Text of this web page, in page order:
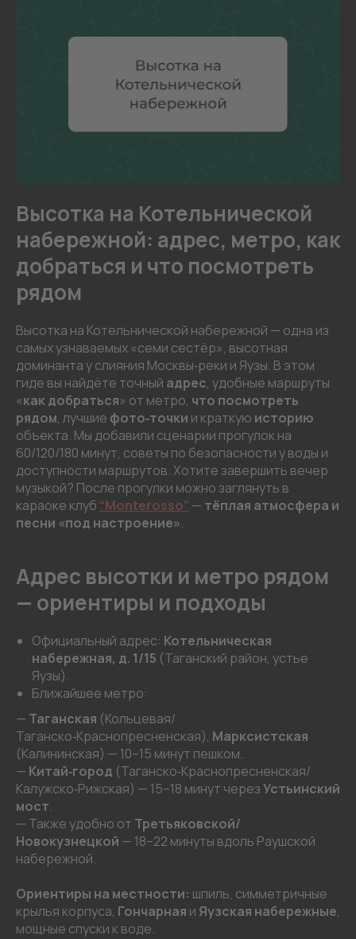
Высотка на Котельнической
набережной: адрес, метро, как
добраться и что посмотреть
рядом
Высотка на Котельнической набережной — одна из
самых узнаваемых «семи сестёр», высотная
доминанта у слияния Москвы‑реки и Яузы. В этом
гиде вы найдёте точный адрес, удобные маршруты
«как добраться» от метро, что посмотреть
рядом, лучшие фото‑точки и краткую историю
объекта. Мы добавили сценарии прогулок на
60/120/180 минут, советы по безопасности у воды и
доступности маршрутов. Хотите завершить вечер
музыкой? После прогулки можно заглянуть в
караоке клуб “Monterosso” — тёплая атмосфера и
песни «под настроение».
Адрес высотки и метро рядом
— ориентиры и подходы
Официальный адрес: Котельническая
набережная, д. 1/15 (Таганский район, устье
Яузы).
Ближайшее метро:
— Таганская (Кольцевая/
Таганско‑Краснопресненская), Марксистская
(Калининская) — 10–15 минут пешком.
— Китай‑город (Таганско‑Краснопресненская/
Калужско‑Рижская) — 15–18 минут черезУстьинский
мост.
— Также удобно от Третьяковской/
Новокузнецкой — 18–22 минуты вдоль Раушской
набережной.
Ориентиры на местности: шпиль, симметричные
крылья корпуса, Гончарная и Яузская набережные,
мощные спуски к воде.